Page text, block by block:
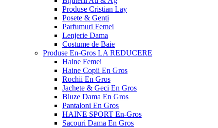
Produse Cristian Lay
Posete & Genti
Parfumuri Femei
Lenjerie Dama
Costume de Baie
Produse En-Gros LA REDUCERE
Haine Femei
Haine Copii En Gros
Rochii En Gros
Jachete & Geci En Gros
Bluze Dama En Gros
Pantaloni En Gros
HAINE SPORT En-Gros
Sacouri Dama En Gros